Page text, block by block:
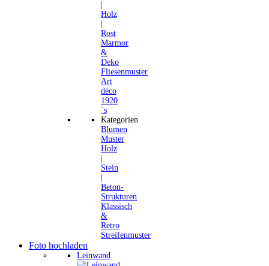
Holz
Rost
Marmor
&
Deko
Fliesenmuster
Art
déco
1920
´s
Kategorien
Blumen
Muster
Holz
Stein
Beton-
Strukturen
Klassisch
&
Retro
Streifenmuster
Foto hochladen
Leinwand